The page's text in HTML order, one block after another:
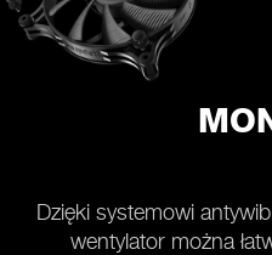
Dzięki systemowi
wentylator można